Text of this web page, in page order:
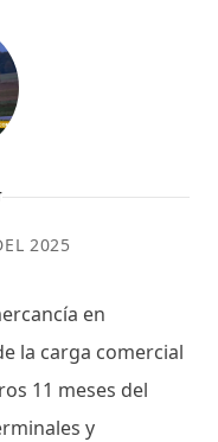
2025
en
la carga comercial
11 meses del
y